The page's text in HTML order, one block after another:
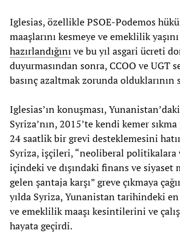
Iglesias, özellikle PSOE-Podemos
maaşlarını kesmeye ve emeklilik
hazırlandığını ve bu yıl asgari ücreti
duyurmasından sonra, CCOO ve UGT
basınç azaltmak zorunda
Iglesias’ın konuşması,
Syriza’nın, 2015’te kendi kemer
24 saatlik bir grevi desteklemesini
Syriza, işçileri, “neoliberal politikalara
içindeki ve dışındaki finans ve siyaset
gelen şantaja karşı” greve çıkmaya
yılda Syriza, Yunanistan tarihindeki en
ve emeklilik maaşı kesintilerini ve
hayata geçirdi.